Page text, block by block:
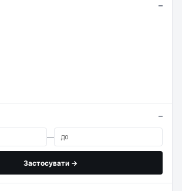
—
Застосувати →